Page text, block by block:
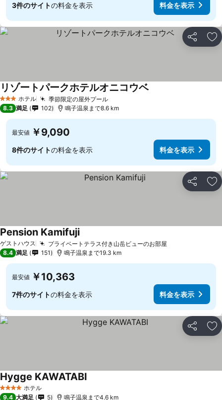
3件のサイトの料金を表示 料金を表示
シェア お
3 ホテルのランク
ホテル 季節限定の屋外プール
リゾートパークホテルオニコウベ
8.3 満足 102 鳴子温泉まで8.6 km
最安値 ￥9,090
8件のサイトの料金を表示 料金を表示
シェア お
ゲストハウス プライベートテラス付き山岳ビューのお部屋
Pension Kamifuji
8.4 満足 151 鳴子温泉まで19.3 km
最安値 ￥10,363
7件のサイトの料金を表示 料金を表示
シェア お
4 ホテルのランク
ホテル
Hygge KAWATABI
9.4 大満足 5 鳴子温泉まで4.6 km